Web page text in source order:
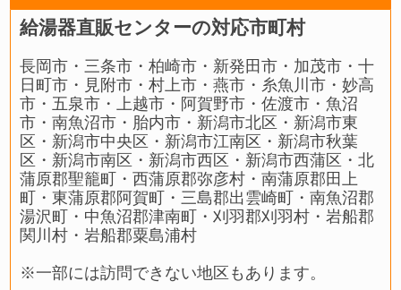
給湯器直販センターの対応市町村
長岡市・三条市・柏崎市・新発田市・加茂市・十
日町市・見附市・村上市・燕市・糸魚川市・妙高
市・五泉市・上越市・阿賀野市・佐渡市・魚沼
市・南魚沼市・胎内市・新潟市北区・新潟市東
区・新潟市中央区・新潟市江南区・新潟市秋葉
区・新潟市南区・新潟市西区・新潟市西蒲区・北
蒲原郡聖籠町・西蒲原郡弥彦村・南蒲原郡田上
町・東蒲原郡阿賀町・三島郡出雲崎町・南魚沼郡
湯沢町・中魚沼郡津南町・刈羽郡刈羽村・岩船郡
関川村・岩船郡粟島浦村
※一部には訪問できない地区もあります。